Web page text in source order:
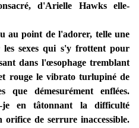
d'Arielle Hawks elle-
point de l'adorer, telle une
sexes qui s'y frottent pour
dans l'œsophage tremblant
rouge le vibrato turlupiné de
que démesurément enflées.
je en tâtonnant la difficulté
de serrure inaccessible.